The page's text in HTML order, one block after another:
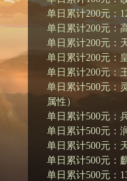
单日累计200元：
单日累计200元：
单日累计200元：
单日累计200元：
单日累计200元：
单日累计500元：
属性）
单日累计500元：
单日累计500元：
单日累计500元：
单日累计500元：
单日累计500元：